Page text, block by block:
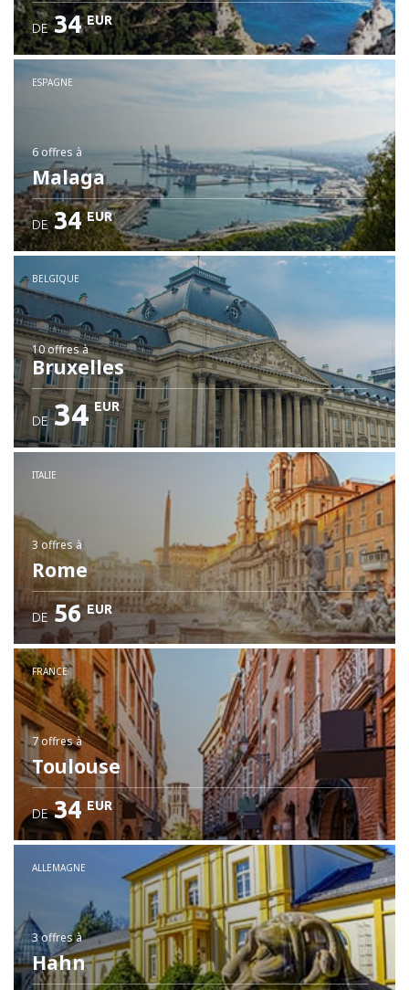
DE 34 EUR
ESPAGNE
6 offresà
Malaga
DE 34 EUR
BELGIQUE
10 offresà
Bruxelles
DE 34 EUR
ITALIE
3 offresà
Rome
DE 56 EUR
FRANCE
7 offresà
Toulouse
DE 34 EUR
ALLEMAGNE
3 offresà
Hahn